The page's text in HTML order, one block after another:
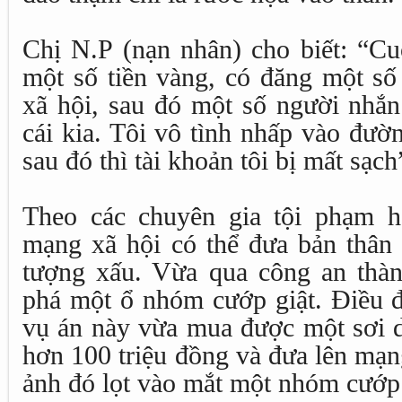
Chị N.P (nạn nhân) cho biết:
một số tiền vàng, có đăng một
xã hội, sau đó một số người
cái kia. Tôi vô tình nhấp vào
sau đó thì tài khoản tôi bị mất
Theo các chuyên gia tội phạm
mạng xã hội có thể đưa bản
tượng xấu. Vừa qua công an
phá một ổ nhóm cướp giật. Điều
vụ án này vừa mua được một sơi
hơn 100 triệu đồng và đưa lên
ảnh đó lọt vào mắt một nhóm